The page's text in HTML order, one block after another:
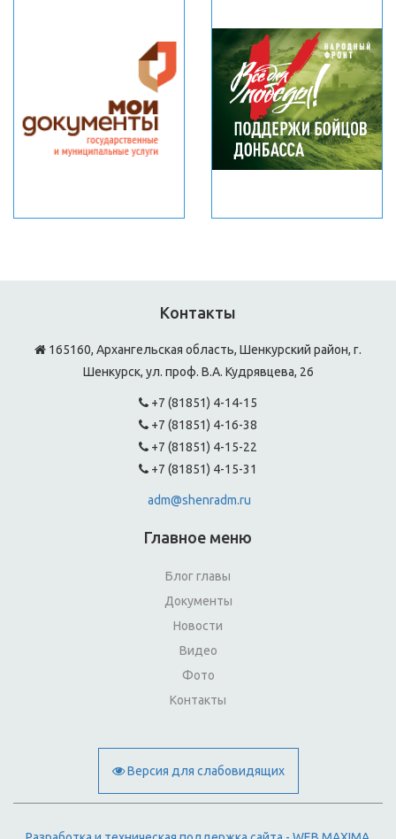
Контакты
165160, Архангельская область, Шенкурский район, г.
Шенкурск, ул. проф. В.А. Кудрявцева, 26
+7 (81851) 4-14-15
+7 (81851) 4-16-38
+7 (81851) 4-15-22
+7 (81851) 4-15-31
adm@shenradm.ru
Главное меню
Блог главы
Документы
Новости
Видео
Фото
Контакты
Версия для слабовидящих